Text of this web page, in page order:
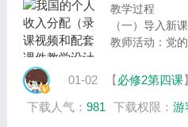
教学过程
（一）导入新课
教师活动：党
年规划和二〇
际双循环相互
01-02 【必修2第四课】
下载人气： 981 下载权限： 游